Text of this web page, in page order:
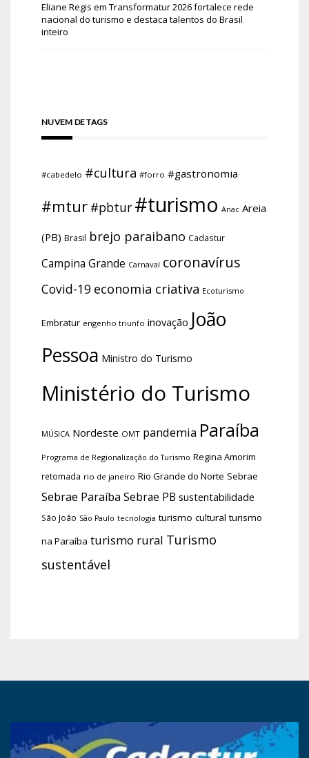
Eliane Regis em Transformatur 2026 fortalece rede
nacional do turismo e destaca talentos do Brasil
inteiro
NUVEM DE TAGS
#cabedelo #cultura #forro #gastronomia
#mtur #pbtur #turismo Anac Areia
(PB) Brasil brejo paraibano Cadastur
Campina Grande Carnaval coronavírus
Covid-19 economia criativa Ecoturismo
Embratur engenho triunfo inovação João
Pessoa Ministro do Turismo
Ministério do Turismo
MÚSICA Nordeste OMT pandemia Paraíba
Programa de Regionalização do Turismo Regina Amorim
retomada rio de janeiro Rio Grande do Norte Sebrae
Sebrae Paraíba Sebrae PB sustentabilidade
São João São Paulo tecnologia turismo cultural turismo
na Paraíba turismo rural Turismo
sustentável